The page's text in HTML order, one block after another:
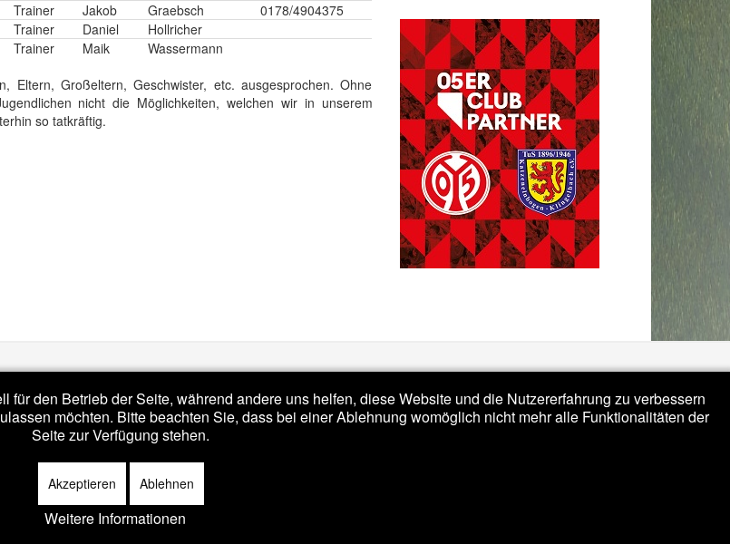
Trainer Jakob Graebsch
0178/4904375
Trainer Daniel
Hollricher
Trainer
Maik
Wassermann
Großeltern, Geschwister, etc. ausgesprochen. Ohne
nicht die Möglichkeiten, welchen wir in unserem
so tatkräftig.
v2.0.
den Betrieb der Seite, während andere uns helfen, diese Website und die Nutzererfahrung zu verbessern
möchten. Bitte beachten Sie, dass bei einer Ablehnung womöglich nicht mehr alle Funktionalitäten der
Seite zur Verfügung stehen.
Akzeptieren Ablehnen
Weitere Informationen